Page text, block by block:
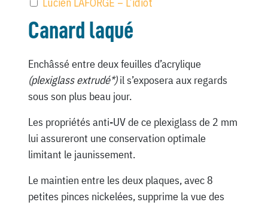
Canard laqué
Enchâssé entre deux feuilles d’acrylique
(plexiglass extrudé*)il s’exposera aux regards
sous son plus beau jour.
Les propriétés anti-UV de ce plexiglass de 2 mm
lui assureront une conservation optimale
limitant le jaunissement.
Le maintien entre les deux plaques, avec 8
petites pinces nickelées, supprime la vue des